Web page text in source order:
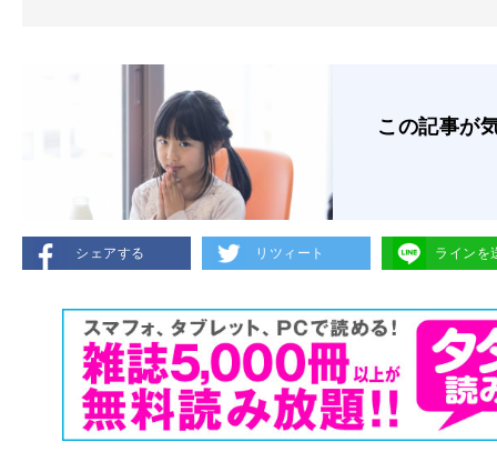
この記事が
シェアする リツィート ラインを